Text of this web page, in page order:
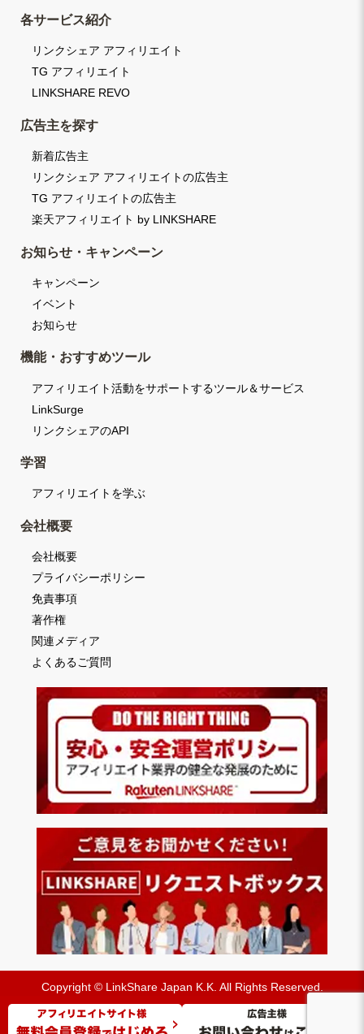
各サービス紹介
リンクシェア アフィリエイト
TG アフィリエイト
LINKSHARE REVO
広告主を探す
新着広告主
リンクシェア アフィリエイトの広告主
TG アフィリエイトの広告主
楽天アフィリエイト by LINKSHARE
お知らせ・キャンペーン
キャンペーン
イベント
お知らせ
機能・おすすめツール
アフィリエイト活動をサポートするツール＆サービス
LinkSurge
リンクシェアのAPI
学習
アフィリエイトを学ぶ
会社概要
会社概要
プライバシーポリシー
免責事項
著作権
関連メディア
よくあるご質問
Copyright © LinkShare Japan K.K. All Rights Reserved.